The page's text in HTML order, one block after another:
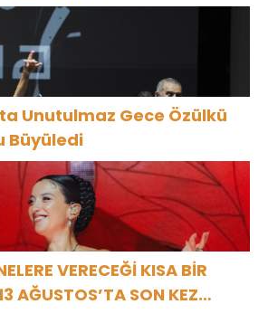
Gece Özülkü
Büyüledi
VERECEĞİ KISA BİR
AĞUSTOS’TA SON KEZ